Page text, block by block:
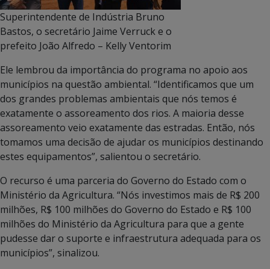
Superintendente de Indústria Bruno
Bastos, o secretário Jaime Verruck e o
prefeito João Alfredo – Kelly Ventorim
Ele lembrou da importância do programa no apoio aos
municípios na questão ambiental. “Identificamos que um
dos grandes problemas ambientais que nós temos é
exatamente o assoreamento dos rios. A maioria desse
assoreamento veio exatamente das estradas. Então, nós
tomamos uma decisão de ajudar os municípios destinando
estes equipamentos”, salientou o secretário.
O recurso é uma parceria do Governo do Estado com o
Ministério da Agricultura. “Nós investimos mais de R$ 200
milhões, R$ 100 milhões do Governo do Estado e R$ 100
milhões do Ministério da Agricultura para que a gente
pudesse dar o suporte e infraestrutura adequada para os
municípios”, sinalizou.